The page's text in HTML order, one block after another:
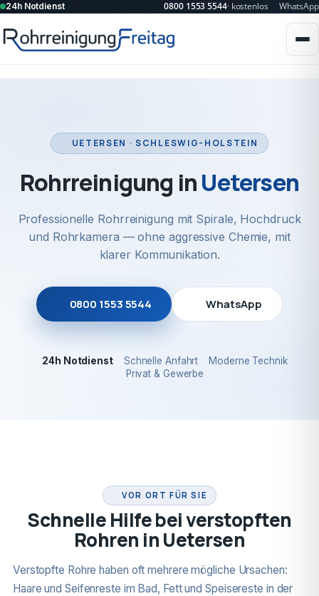
24h Notdienst 0800 1553 5544· kostenlos WhatsApp
UETERSEN · SCHLESWIG-HOLSTEIN
Rohrreinigung inUetersen
Professionelle Rohrreinigung mit Spirale, Hochdruck
und Rohrkamera — ohne aggressive Chemie, mit
klarer Kommunikation.
0800 1553 5544 WhatsApp
24h Notdienst Schnelle Anfahrt
Moderne Technik
Privat & Gewerbe
VOR ORT FÜR SIE
Schnelle Hilfe bei verstopften
Rohren in Uetersen
Verstopfte Rohre haben oft mehrere mögliche Ursachen:
Haare und Seifenreste im Bad, Fett und Speisereste in der